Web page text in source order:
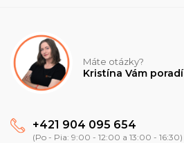
Máte otázky?
Kristína Vám poradí
+421 904 095 654
(Po - Pia: 9:00 - 12:00 a 13:00 - 16:30)